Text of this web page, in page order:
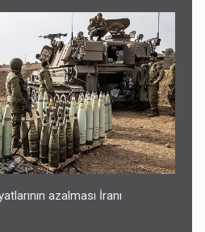
azalması İranı